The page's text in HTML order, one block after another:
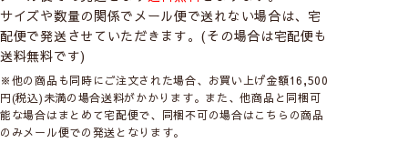
サイズや数量の関係でメール便で送れない場合は、宅
配便で発送させていただきます。(その場合は宅配便も
送料無料です)
※他の商品も同時にご注文された場合、お買い上げ金額16,500
円(税込)未満の場合送料がかかります。また、他商品と同梱可
能な場合はまとめて宅配便で、同梱不可の場合はこちらの商品
のみメール便での発送となります。